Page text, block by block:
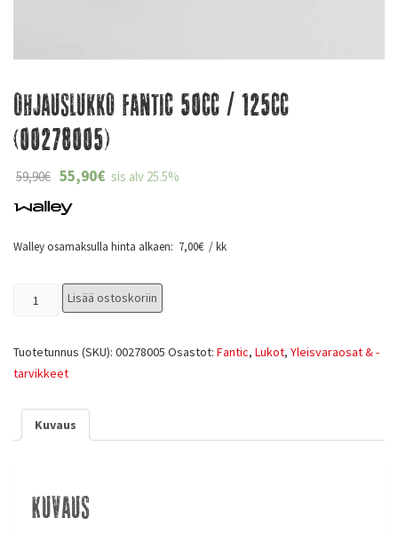
Ohjauslukko Fantic 50cc / 125cc
(00278005)
59,90€ 55,90€ sis alv 25.5%
Walley osamaksulla hinta alkaen: 7,00€ / kk
Lisää ostoskoriin
Tuotetunnus (SKU): 00278005 Osastot: Fantic, Lukot, Yleisvaraosat & -
tarvikkeet
Kuvaus
Kuvaus